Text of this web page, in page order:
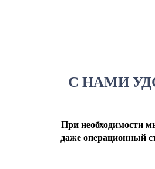
С НАМИ
При необходимости
даже операционный